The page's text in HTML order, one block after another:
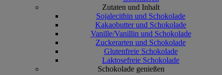
Zutaten und Inhalt
Sojalecithin und Schokolade
Kakaobutter und Schokolade
Vanille/Vanillin und Schokolade
Zuckerarten und Schokolade
Glutenfreie Schokolade
Laktosefreie Schokolade
Schokolade genießen